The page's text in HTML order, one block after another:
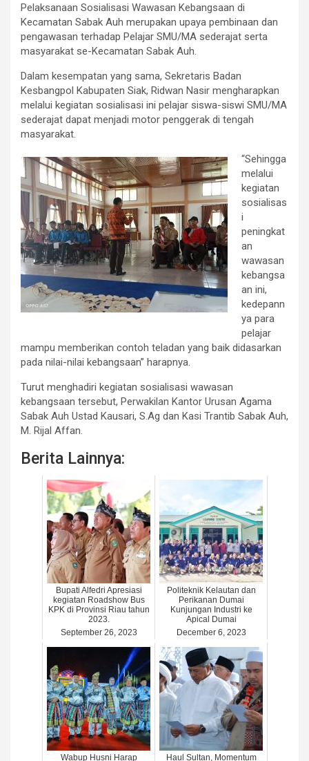
Pelaksanaan Sosialisasi Wawasan Kebangsaan di
Kecamatan Sabak Auh merupakan upaya pembinaan dan
pengawasan terhadap Pelajar SMU/MA sederajat serta
masyarakat se-Kecamatan Sabak Auh.
Dalam kesempatan yang sama, Sekretaris Badan
Kesbangpol Kabupaten Siak, Ridwan Nasir mengharapkan
melalui kegiatan sosialisasi ini pelajar siswa-siswi SMU/MA
sederajat dapat menjadi motor penggerak di tengah
masyarakat.
“Sehingga
melalui
kegiatan
sosialisas
i
peningkat
an
wawasan
kebangsa
an ini,
kedepann
ya para
pelajar
mampu memberikan contoh teladan yang baik didasarkan
pada nilai-nilai kebangsaan” harapnya.
Turut menghadiri kegiatan sosialisasi wawasan
kebangsaan tersebut, Perwakilan Kantor Urusan Agama
Sabak Auh Ustad Kausari, S.Ag dan Kasi Trantib Sabak Auh,
M. Rijal Affan.
Berita Lainnya:
Bupati Alfedri Apresiasi
kegiatan Roadshow Bus
KPK di Provinsi Riau tahun
2023.
September 26, 2023
Politeknik Kelautan dan
Perikanan Dumai
Kunjungan Industri ke
Apical Dumai
December 6, 2023
Wabup Husni Harap Haul Sultan, Momentum